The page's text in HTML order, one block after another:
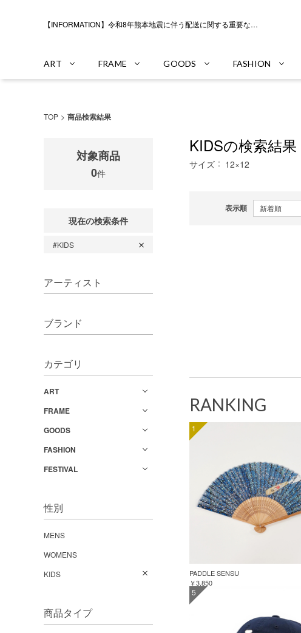
【INFORMATION】令和8年熊本地震に伴う配送に関する重要なお知らせ
ART FRAME GOODS FASHION
TOP 商品検索結果
対象商品
0件
現在の検索条件
#KIDS
アーティスト
ブランド
カテゴリ
ART
FRAME
GOODS
FASHION
FESTIVAL
性別
MENS
WOMENS
KIDS
商品タイプ
KIDSの検索結果
サイズ 12×12
表示順
RANKING
1
PADDLE SENSU
￥3,850
5